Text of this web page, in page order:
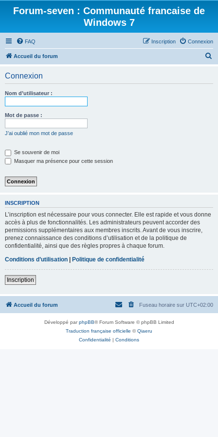
Forum-seven : Communauté francaise de
Windows 7
FAQ Connexion
Inscription
Accueil du forum
Connexion
Nom d’utilisateur :
Mot de passe :
J’ai oublié mon mot de passe
Se souvenir de moi
Masquer ma présence pour cette session
INSCRIPTION
L’inscription est nécessaire pour vous connecter. Elle est rapide et vous donne
accès à plus de fonctionnalités. Les administrateurs peuvent accorder des
permissions supplémentaires aux membres inscrits. Avant de vous inscrire,
prenez connaissance des conditions d’utilisation et de la politique de
confidentialité, ainsi que des règles propres à chaque forum.
Conditions d’utilisation | Politique de confidentialité
Inscription
Accueil du forum Fuseau horaire sur UTC+02:00
Développé parphpBB® Forum Software © phpBB Limited
Traduction française officielle ©Qiaeru
Confidentialité | Conditions